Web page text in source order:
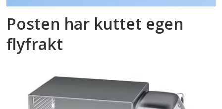
Posten har kuttet egen
flyfrakt